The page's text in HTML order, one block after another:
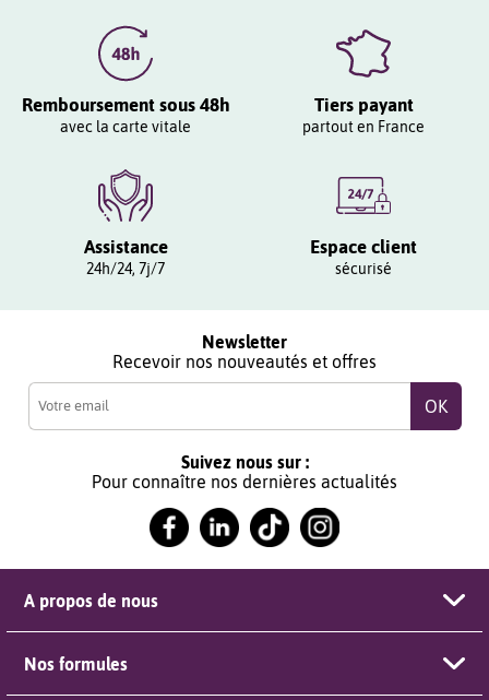
Remboursement sous 48h
avec la carte vitale
Tiers payant
partout en France
Assistance
24h/24, 7j/7
Espace client
sécurisé
Newsletter
Recevoir nos nouveautés et offres
Suivez nous sur :
Pour connaître nos dernières actualités
A propos de nous
Nos formules